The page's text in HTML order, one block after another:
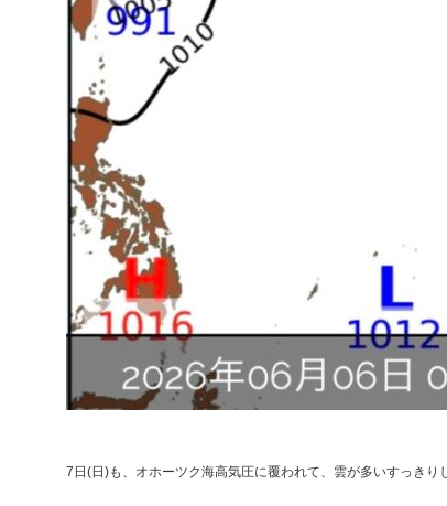
7日(日)も、オホーツク海高気圧に覆われて、雲が多いすっき